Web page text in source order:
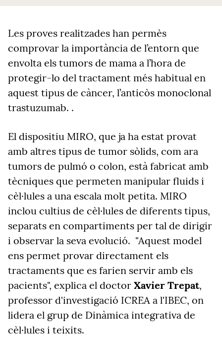
Les proves realitzades han permès
comprovar la importància de l’entorn que
envolta els tumors de mama a l’hora de
protegir-lo del tractament més habitual en
aquest tipus de càncer, l’anticòs monoclonal
trastuzumab. .
El dispositiu MIRO, que ja ha estat provat
amb altres tipus de tumor sòlids, com ara
tumors de pulmó o colon, està fabricat amb
tècniques que permeten manipular fluids i
cèl·lules a una escala molt petita. MIRO
inclou cultius de cèl·lules de diferents tipus,
separats en compartiments per tal de dirigir
i observar la seva evolució. "Aquest model
ens permet provar directament els
tractaments que es farien servir amb els
pacients", explica el doctor Xavier Trepat,
professor d'investigació ICREA a l'IBEC, on
lidera el grup de Dinàmica integrativa de
cèl·lules i teixits.